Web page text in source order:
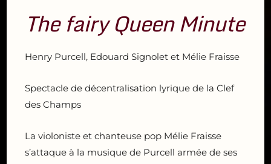
The fairy Queen Minute
Henry Purcell, Edouard Signolet et Mélie Fraisse
Spectacle de décentralisation lyrique de la Clef
des Champs
La violoniste et chanteuse pop Mélie Fraisse
s’attaque à la musique de Purcell armée de ses